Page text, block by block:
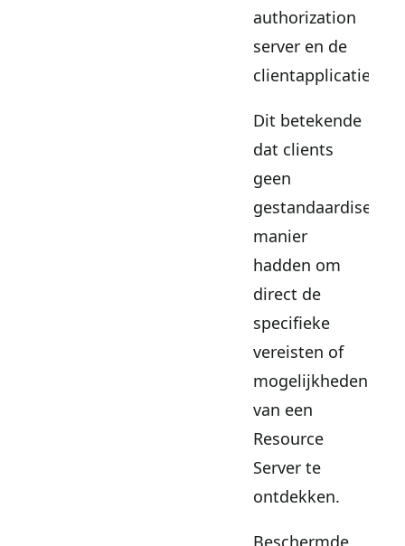
authorization
server en de
clientapplicatie.
Dit betekende
dat clients
geen
gestandaardiseerde
manier
hadden om
direct de
specifieke
vereisten of
mogelijkheden
van een
Resource
Server te
ontdekken.
Beschermde